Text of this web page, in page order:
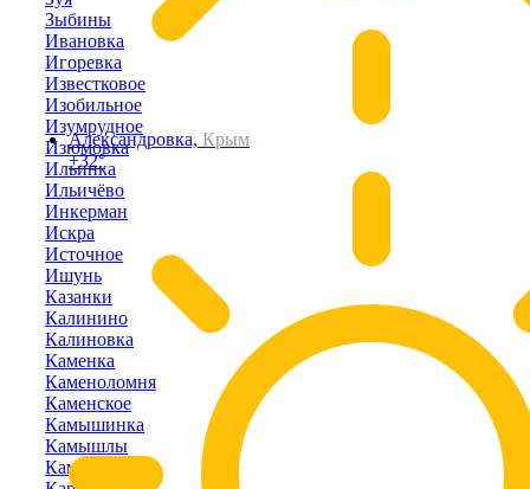
Александровка, Крым
+32°
Зыбины
Ивановка
Игоревка
Известковое
Изобильное
Изумрудное
Изюмовка
Ильинка
Ильичёво
Инкерман
Искра
Источное
Ишунь
Казанки
Калинино
Калиновка
Каменка
Каменоломня
Каменское
Камышинка
Камышлы
Камышное